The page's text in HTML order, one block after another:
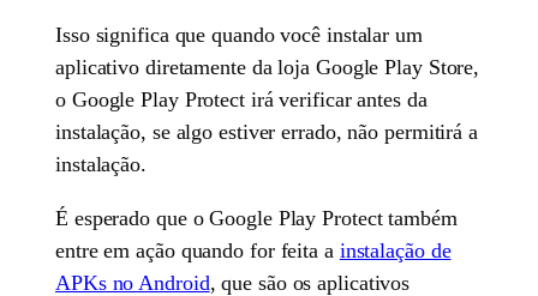
Isso significa que quando você instalar um
aplicativo diretamente da loja Google Play Store,
o Google Play Protect irá verificar antes da
instalação, se algo estiver errado, não permitirá a
instalação.
É esperado que o Google Play Protect também
entre em ação quando for feita a instalação de
APKs no Android, que são os aplicativos